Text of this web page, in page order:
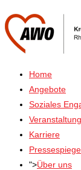
Home
Angebote
Soziales
Karriere
">Über uns